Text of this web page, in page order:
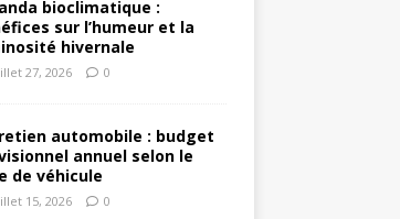
bioclimatique :
sur l’humeur et la
hivernale
27, 2026 0
automobile : budget
annuel selon le
de véhicule
15, 2026 0